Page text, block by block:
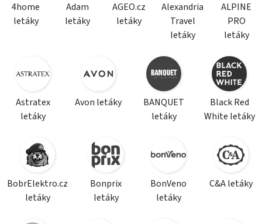
4home
letáky
Adam
letáky
AGEO.cz
letáky
Alexandria
Travel
letáky
ALPINE
PRO
letáky
Astratex
letáky
Avon letáky
BANQUET
letáky
Black Red
White letáky
BobrElektro.cz
letáky
Bonprix
letáky
BonVeno
letáky
C&A letáky